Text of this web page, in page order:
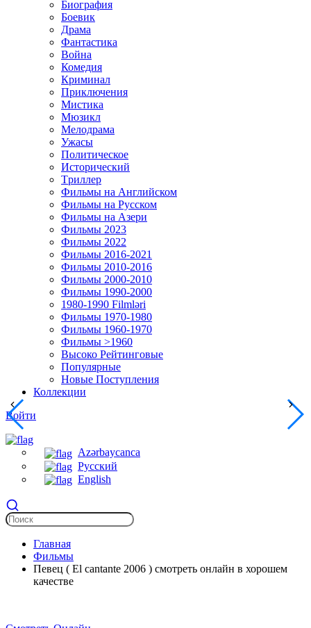
Биография
Боевик
Драма
Фантастика
Война
Комедия
Криминал
Приключения
Мистика
Мюзикл
Мелодрама
Ужасы
Политическое
Исторический
Tриллер
Фильмы на Английском
Фильмы на Русском
Фильмы на Азери
Фильмы 2023
Фильмы 2022
Фильмы 2016-2021
Фильмы 2010-2016
Фильмы 2000-2010
Фильмы 1990-2000
1980-1990 Filmləri
Фильмы 1970-1980
Фильмы 1960-1970
Фильмы >1960
Высоко Рейтинговые
Популярные
Новые Поступления
Коллекции
Войти
Azərbaycanca
Русский
English
Главная
Фильмы
Певец ( El cantante 2006 ) смотреть онлайн в хорошем
качестве